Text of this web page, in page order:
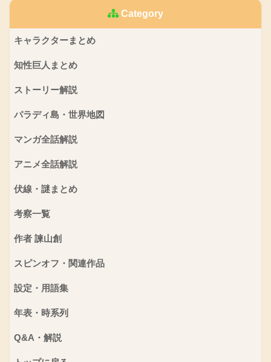
Category
キャラクターまとめ
知性巨人まとめ
ストーリー解説
パラディ島・世界地図
マンガ全話解説
アニメ全話解説
伏線・謎まとめ
考察一覧
作者 諫山創
スピンオフ・関連作品
設定・用語集
年表・時系列
Q&A・解説